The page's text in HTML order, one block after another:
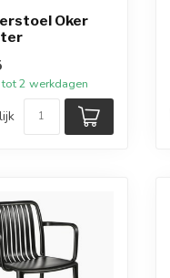
Oker
2 werkdagen